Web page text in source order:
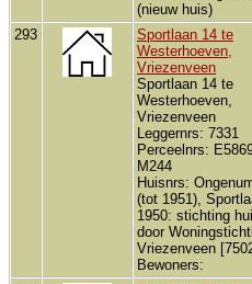
(nieuw huis)
293
Sportlaan 14 te
Westerhoeven,
Vriezenveen
Sportlaan 14 te
Westerhoeven,
Vriezenveen
Leggernrs: 7331
Perceelnrs:
M244
Huisnrs:
(tot 1951),
1950: stichting
door
Vriezenveen
Bewoners: